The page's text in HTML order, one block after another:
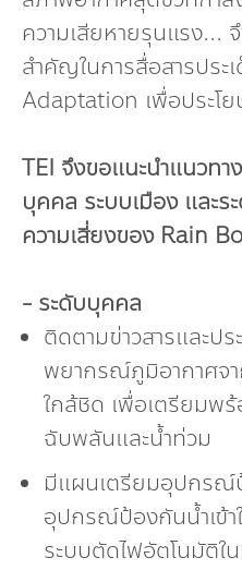
ความเสียหายรุนแรง...
สำคัญในการสื่อสารประ
Adaptation เพื่อประโ
TEI จึงขอแนะนำแนวทา
บุคคล ระบบเมือง และร
ความเสี่ยงของ Rain
- ระดับบุคคล
ติดตามข่าวสารและป
พยากรณ์ภูมิอากาศจ
ใกล้ชิด เพื่อเตรียม
ฉับพลันและน้ำท่วม
มีแผนเตรียมอุปกรณ์
อุปกรณ์ป้องกันน้ำเข้า
ระบบตัดไฟอัตโนมัติใ